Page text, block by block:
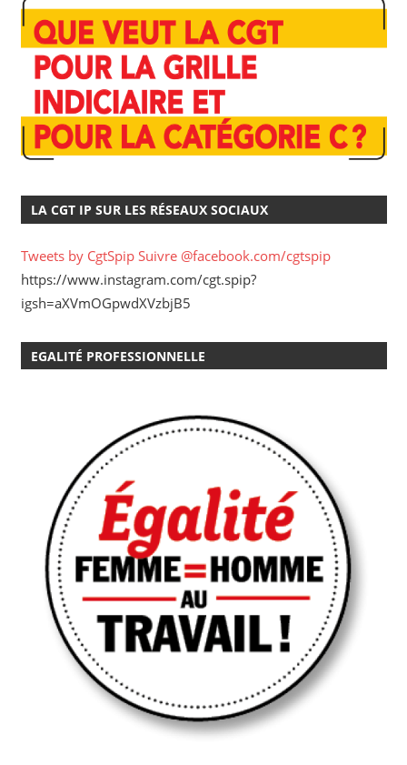
LA CGT IP SUR LES RÉSEAUX SOCIAUX
Tweets by CgtSpip Suivre @facebook.com/cgtspip
https://www.instagram.com/cgt.spip?
igsh=aXVmOGpwdXVzbjB5
EGALITÉ PROFESSIONNELLE